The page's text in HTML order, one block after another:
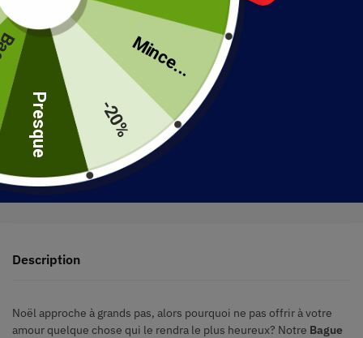
30 jours pour retourner votre produit
Expédié en 48 heures
Description
Noël approche à grands pas, alors pourquoi ne pas offrir à votre
amour quelque chose qui le rendra le plus heureux? Notre Bague
Mince...
-20%
Presque